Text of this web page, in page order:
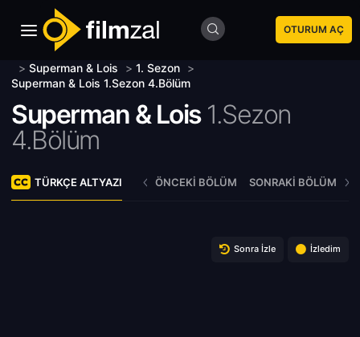
OTURUM AÇ
> Superman & Lois > 1. Sezon >
Superman & Lois 1.Sezon 4.Bölüm
Superman & Lois 1.Sezon
4.Bölüm
TÜRKÇE ALTYAZI ÖNCEKI BÖLÜM SONRAKI BÖLÜM
Sonra İzle İzledim